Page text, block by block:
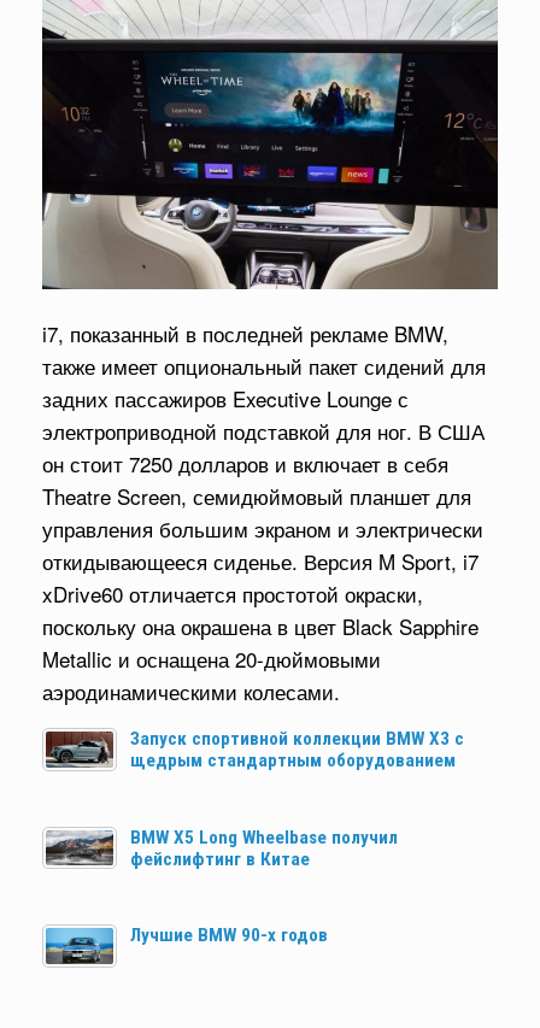
i7, показанный в последней рекламе BMW,
также имеет опциональный пакет сидений для
задних пассажиров Executive Lounge с
электроприводной подставкой для ног. В США
он стоит 7250 долларов и включает в себя
Theatre Screen, семидюймовый планшет для
управления большим экраном и электрически
откидывающееся сиденье. Версия M Sport, i7
xDrive60 отличается простотой окраски,
поскольку она окрашена в цвет Black Sapphire
Metallic и оснащена 20-дюймовыми
аэродинамическими колесами.
Запуск спортивной коллекции BMW X3 с
щедрым стандартным оборудованием
BMW X5 Long Wheelbase получил
фейслифтинг в Китае
Лучшие BMW 90-х годов